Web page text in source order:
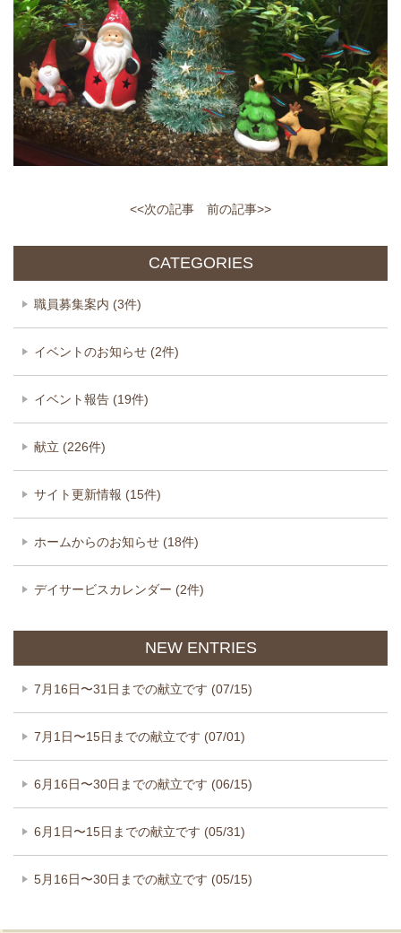
<<次の記事 前の記事>>
CATEGORIES
職員募集案内 (3件)
イベントのお知らせ (2件)
イベント報告 (19件)
献立 (226件)
サイト更新情報 (15件)
ホームからのお知らせ (18件)
デイサービスカレンダー (2件)
NEW ENTRIES
7月16日〜31日までの献立です (07/15)
7月1日〜15日までの献立です (07/01)
6月16日〜30日までの献立です (06/15)
6月1日〜15日までの献立です (05/31)
5月16日〜30日までの献立です (05/15)